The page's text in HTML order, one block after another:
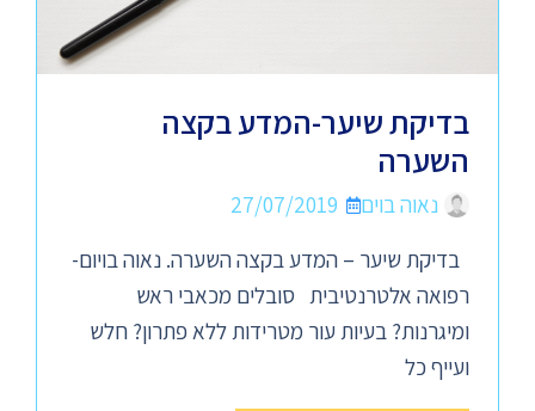
בדיקת שיער-המדע בקצה
השערה
נאוה בוים
27/07/2019
בדיקת שיער – המדע בקצה השערה. נאוה בויום-
רפואה אלטרנטיבית סובלים מכאבי ראש
ומיגרנות? בעיות עור מטרידות ללא פתרון? חלש
ועייף כל